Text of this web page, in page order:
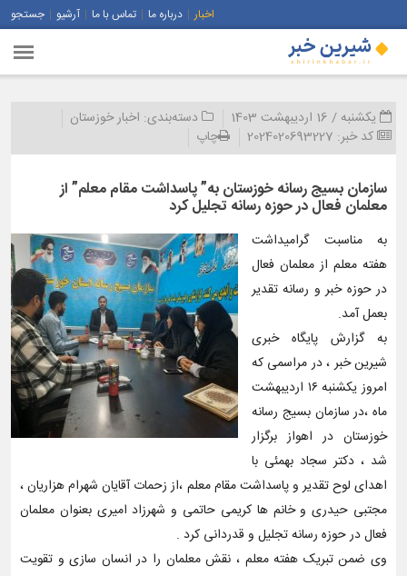
اخبار درباره ما تماس با ما آرشیو جستجو
یکشنبه / 16 اردیبهشت 1403 دسته‌بندی: اخبار خوزستان
کد خبر: 2024020693227 چاپ
سازمان بسیج رسانه خوزستان به” پاسداشت مقام معلم” از
معلمان فعال در حوزه رسانه تجلیل کرد
به مناسبت گرامیداشت
هفته معلم از معلمان فعال
در حوزه خبر و رسانه تقدیر
بعمل آمد.
به گزارش پایگاه خبری
شیرین خبر ، در مراسمی که
امروز یکشنبه ۱۶ اردیبهشت
ماه ،در سازمان بسیج رسانه
خوزستان در اهواز برگزار
شد ، دکتر سجاد بهمئی با
اهدای لوح تقدیر و‌ پاسداشت مقام معلم ،از زحمات آقایان شهرام هزاریان ،
مجتبی حیدری و خانم ها کریمی حاتمی و شهرزاد امیری بعنوان معلمان
فعال در حوزه رسانه تجلیل و قدردانی کرد .
وی ضمن تبریک هفته معلم ، نقش معلمان را در انسان سازی و تقویت